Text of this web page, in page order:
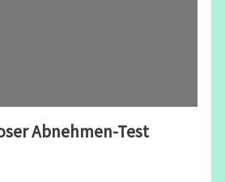
Abnehmen-Test